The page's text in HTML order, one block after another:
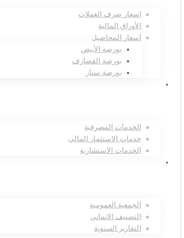
اسعار صرف العملات
الأوراق المالية
اسعار المحاصيل
بورصة الأبيض
بورصة القضارف
بورصة سنار
الخدمات المصرفية
خدمات الاستثمار المالي
الخدمات الاستشارية
الجمعية العمومية
التصنيف الاتماني
التقارير السنوية